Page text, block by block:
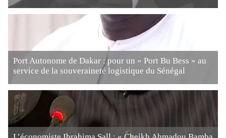
Port Autonome de Dakar : pour un « Port Bu Bess » au
service de la souveraineté logistique du Sénégal